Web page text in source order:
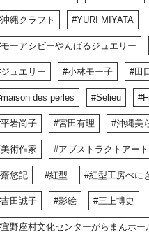
沖縄クラフト YURI MIYATA
モーアシビーやんばるジュエリー
ジュエリー 小林モー子 田
maison des perles Selieu
平岩尚子 宮田有理 沖縄美
美術作家 アブストラクトアート
齋悠記 紅型 紅型工房べに
吉田誠子 影絵 三上博史
宜野座村文化センターがらまんホー